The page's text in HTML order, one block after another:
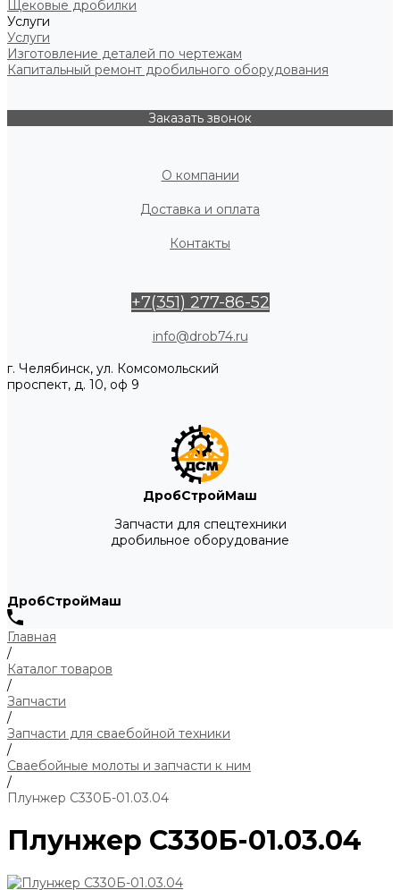
Щековые дробилки
Услуги
Услуги
Изготовление деталей по чертежам
Капитальный ремонт дробильного оборудования
Заказать звонок
О компании
Доставка и оплата
Контакты
+7(351) 277-86-52
info@drob74.ru
г. Челябинск, ул. Комсомольский
проспект, д. 10, оф 9
ДробСтройМаш
Запчасти для спецтехники
дробильное оборудование
ДробСтройМаш
Главная
/
Каталог товаров
/
Запчасти
/
Запчасти для сваебойной техники
/
Сваебойные молоты и запчасти к ним
/
Плунжер С330Б-01.03.04
Плунжер С330Б-01.03.04